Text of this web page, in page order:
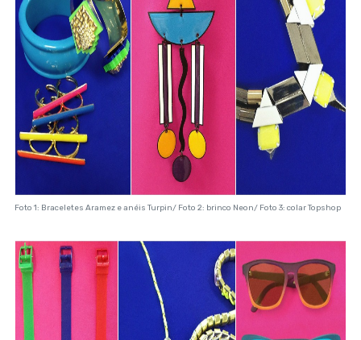
Foto 1: Braceletes Aramez e anéis Turpin/ Foto 2: brinco Neon/ Foto 3: colar Topshop